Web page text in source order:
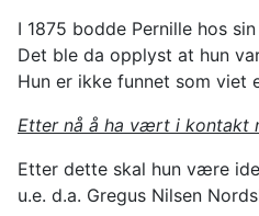
I 1875 bodde Pernille hos
Det ble da opplyst at hun
Hun er ikke funnet som
Etter nå å ha vært i kontakt
Etter dette skal hun være
u.e. d.a. Gregus Nilsen